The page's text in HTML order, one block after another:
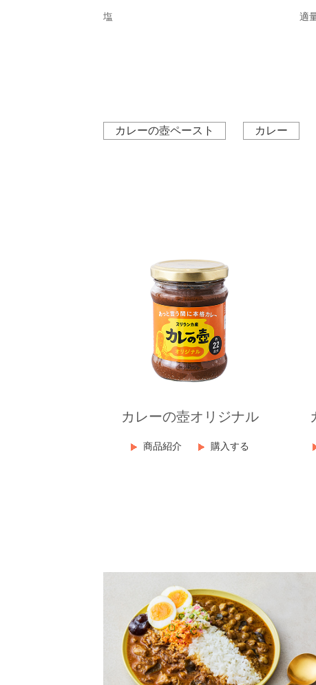
塩 適
カレーの壺ペースト カレー
カレーの壺オリジナル
商品紹介 購入する